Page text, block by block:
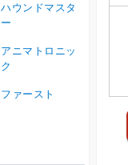
ハウンドマスタ
ー
アニマトロニッ
ク
ファースト